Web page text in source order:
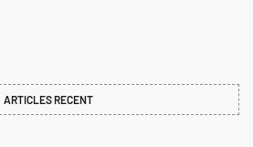
ARTICLES RECENT